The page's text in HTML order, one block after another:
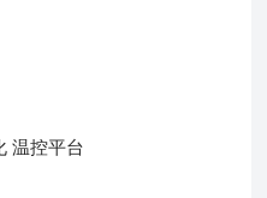
温控平台